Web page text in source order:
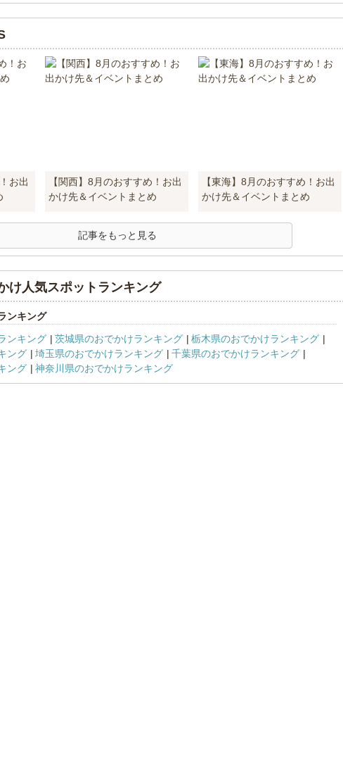
お出
【関西】8月のおすすめ！お出
かけ先＆イベントまとめ
【東海】8月のおすすめ！お出
かけ先＆イベントまとめ
記事をもっと見る
け人気スポットランキング
ンキング
ンキング
茨城県のおでかけランキング
栃木県のおでかけランキング
ング
埼玉県のおでかけランキング
千葉県のおでかけランキング
ング
神奈川県のおでかけランキング